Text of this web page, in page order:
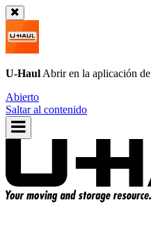
U-Haul Abrir en la aplicación de
Abierto
Saltar al contenido